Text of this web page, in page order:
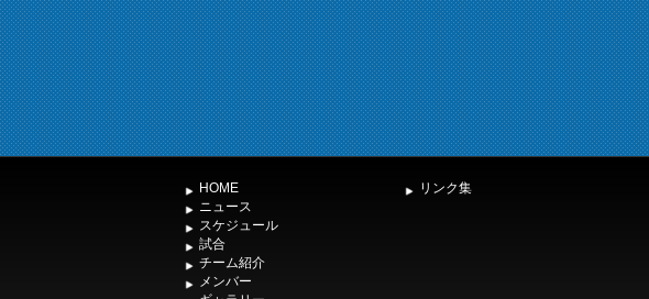
HOME
ニュース
スケジュール
試合
チーム紹介
メンバー
リンク集